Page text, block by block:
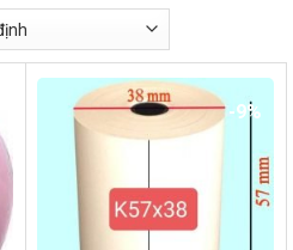
-9%